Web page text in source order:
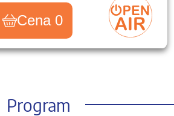
Cena 0
Program